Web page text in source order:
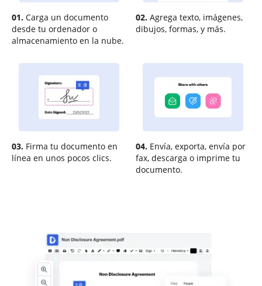
01. Carga un documento
desde tu ordenador o
almacenamiento en la nube.
02. Agrega texto, imágenes,
dibujos, formas, y más.
03. Firma tu documento en
línea en unos pocos clics.
04. Envía, exporta, envía por
fax, descarga o imprime tu
documento.